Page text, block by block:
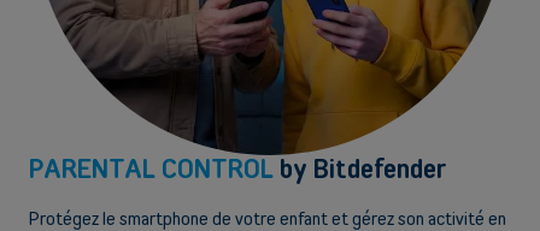
PARENTAL CONTROL by Bitdefender
Protégez le smartphone de votre enfant et gérez son activité en